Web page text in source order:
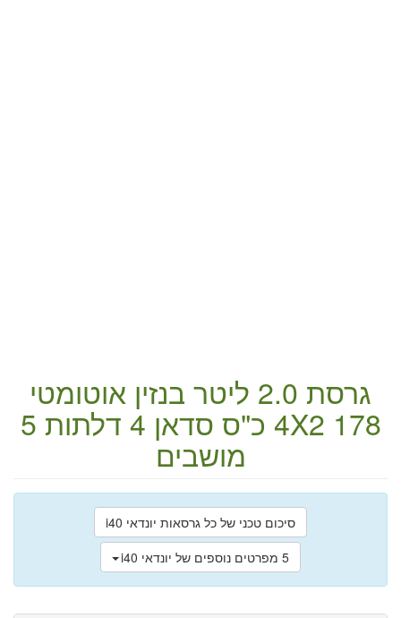
גרסת 2.0 ליטר בנזין אוטומטי
4X2 178 כ"ס סדאן 5
מושבים
סיכום טכני של כל גרסאות יונדאי i40
5 מפרטים נוספים של יונדאי i40